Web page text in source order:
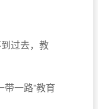
过去，教
一路”教育